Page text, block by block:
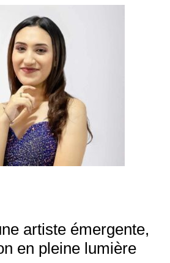
artiste émergente,
en pleine lumière